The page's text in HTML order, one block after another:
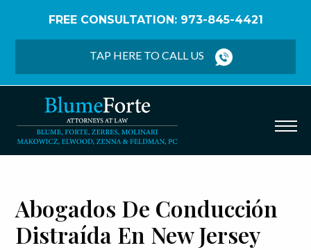
FREE CONSULTATION: 973-845-4421
TAP HERE TO CALL US
Abogados De Conducción
Distraída En New Jersey